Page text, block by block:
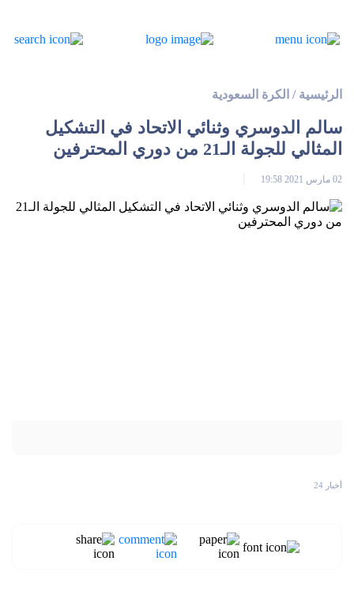
الرئيسية / الكرة السعودية
سالم الدوسري وثنائي الاتحاد في التشكيل
المثالي للجولة الـ21 من دوري المحترفين
02 مارس 2021 19:58
أخبار 24